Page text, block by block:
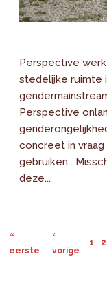
Perspective
stedelijke ruimte
Perspective
concreet in
gebruiken .
deze...
«
eerste
‹
vorige
1 2